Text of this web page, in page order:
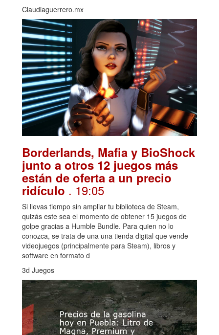
Claudiaguerrero.mx
Borderlands, Mafia y BioShock
junto a otros 12 juegos más
están de oferta a un precio
ridículo . 19:05
Si llevas tiempo sin ampliar tu biblioteca de Steam,
quizás este sea el momento de obtener 15 juegos de
golpe gracias a Humble Bundle. Para quien no lo
conozca, se trata de una una tienda digital que vende
videojuegos (principalmente para Steam), libros y
software en formato d
3d Juegos